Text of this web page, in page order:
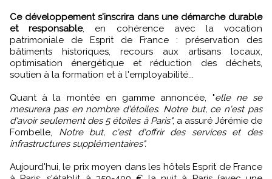
Ce développement s'inscrira dans une démarche durable
et responsable, en cohérence avec la vocation
patrimoniale de Esprit de France : préservation des
bâtiments historiques, recours aux artisans locaux,
optimisation énergétique et réduction des déchets,
soutien à la formation et à l'employabilité...
Quant à la montée en gamme annoncée, "elle ne se
mesurera pas en nombre d'étoiles. Notre but, ce n'est pas
d'avoir seulement des 5 étoiles à Paris", a assuré Jérémie de
Fombelle, Notre but, c'est d'offrir des services et des
infrastructures supplémentaires".
Aujourd'hui, le prix moyen dans les hôtels Esprit de France